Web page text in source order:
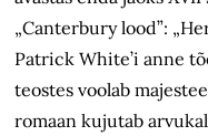
„Canterbury lood”:
Patrick White’i anne
teostes voolab
romaan kujutab